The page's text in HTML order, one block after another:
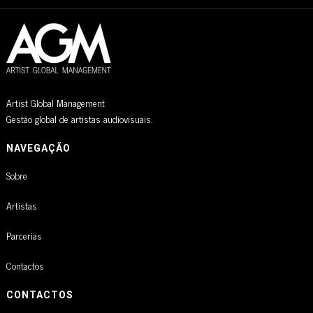
Artist Global Management
Gestão global de artistas audiovisuais.
NAVEGAÇÃO
Sobre
Artistas
Parcerias
Contactos
CONTACTOS